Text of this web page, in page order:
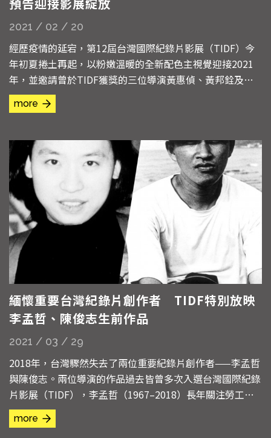
2021 / 02 / 20
經歷疫情的延宕，第12屆台灣國際紀錄片影展（TIDF）今
年初夏捲土再起，以粉嫩溫暖的全新配色主視覺迎接2021
年，並邀請曾於TIDF獲獎的三位導演黃惠偵、黃邦銓及廖
克發量身打造影展預告，呈現出更加豐富完整的節目內容，
影展也將於2021年4月30至5月9日在台北新光影城、光點華
more
緬懷重要台灣紀錄片創作者 TIDF特別放映
李孟哲、陳俊志生前作品
2021 / 03 / 29
2018年，台灣驟然失去了兩位重要紀錄片創作者——李孟哲
與陳俊志。兩位導演的作品過去皆曾多次入選台灣國際紀錄
片影展（TIDF），李孟哲（1967–2018）長年關注勞工與
社會議題，並跨足各影像類型，於美學上多有創新；陳俊志
（1967–2018）則一直是同志權益與影像的倡議先鋒，曾出
more